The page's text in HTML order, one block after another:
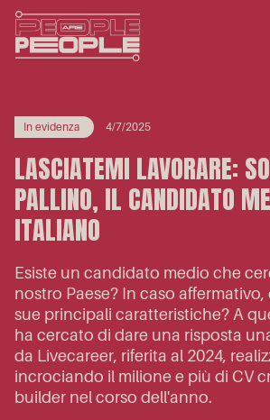
In evidenza 4/7/2025
LASCIATEMI LAVORARE:
PALLINO, IL CANDIDATO
ITALIANO
Esiste un candidato medio che
nostro Paese? In caso
sue principali caratteristiche? A
ha cercato di dare una risposta
da Livecareer, riferita al 2024,
incrociando il milione e più di CV
builder nel corso dell'anno.